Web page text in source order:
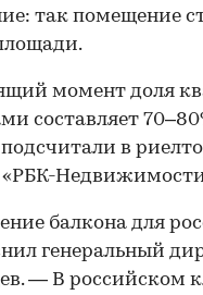
так помещение
момент доля
составляет
в
«РБК-
балкона для
генеральный
— В российском